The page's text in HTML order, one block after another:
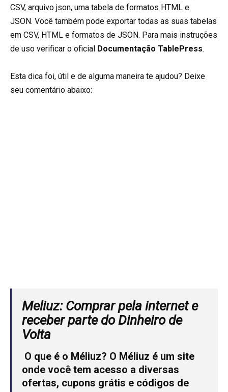
CSV, arquivo json, uma tabela de formatos HTML e
JSON. Você também pode exportar todas as suas tabelas
em CSV, HTML e formatos de JSON. Para mais instruções
de uso verificar o oficial Documentação TablePress.
Esta dica foi, útil e de alguma maneira te ajudou? Deixe
seu comentário abaixo:
Meliuz: Comprar pela internet e
receber parte do Dinheiro de
Volta
O que é o Méliuz? O Méliuz é um site
onde você tem acesso a diversas
ofertas, cupons grátis e códigos de